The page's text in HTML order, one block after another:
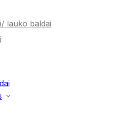
lauko baldai